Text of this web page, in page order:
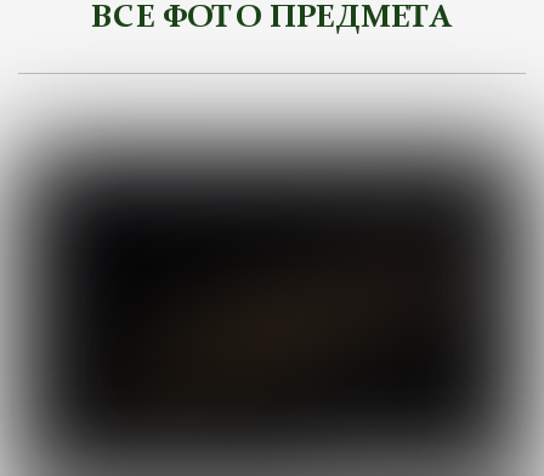
ВСЕ ФОТО ПРЕДМЕТА